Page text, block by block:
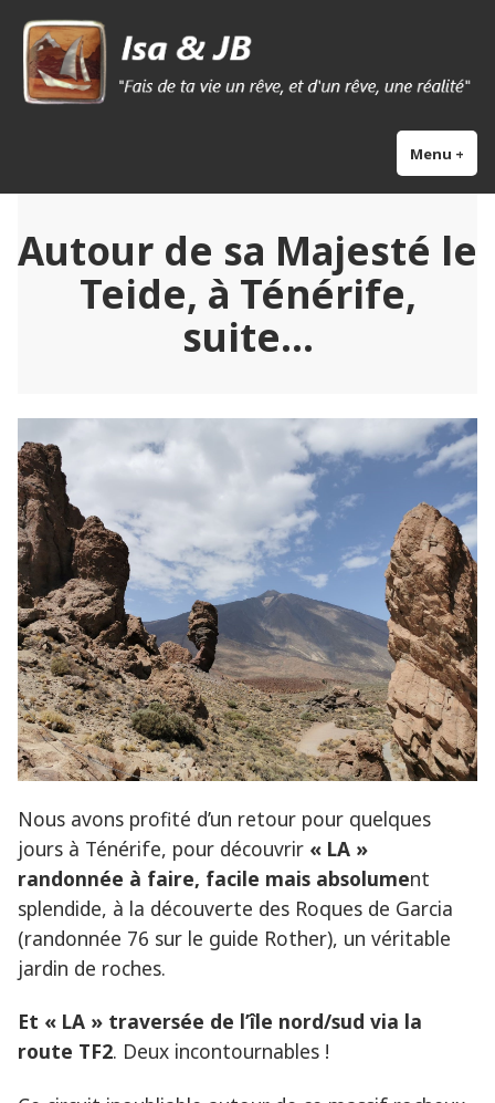
Skip
content
Isa & Jb blog
Menu +
Autour de sa Majesté le
Teide, à Ténérife,
suite…
Nous avons profité d’un retour pour quelques
jours à Ténérife, pour découvrir « LA »
randonnée à faire, facile mais absolument
splendide, à la découverte des Roques de Garcia
(randonnée 76 sur le guide Rother), un véritable
jardin de roches.
Et « LA » traversée de l’île nord/sud via la
route TF2. Deux incontournables !